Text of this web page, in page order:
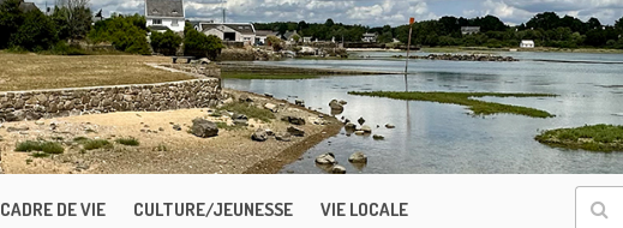
CADRE DE VIE CULTURE/JEUNESSE VIE LOCALE